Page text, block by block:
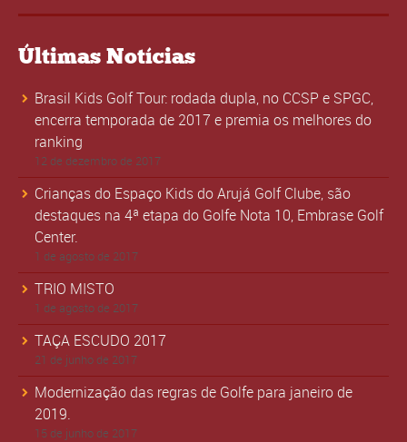
Últimas Notícias
Brasil Kids Golf Tour: rodada dupla, no CCSP e SPGC,
encerra temporada de 2017 e premia os melhores do
ranking
12 de dezembro de 2017
Crianças do Espaço Kids do Arujá Golf Clube, são
destaques na 4ª etapa do Golfe Nota 10, Embrase Golf
Center.
1 de agosto de 2017
TRIO MISTO
1 de agosto de 2017
TAÇA ESCUDO 2017
21 de junho de 2017
Modernização das regras de Golfe para janeiro de
2019.
15 de junho de 2017